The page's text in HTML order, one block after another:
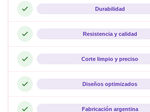
Durabilidad
Resistencia y calidad
Corte limpio y preciso
Diseños optimizados
Fabricación argentina